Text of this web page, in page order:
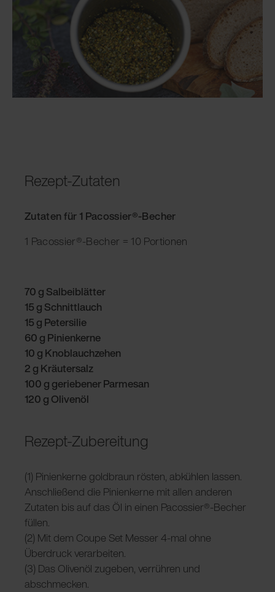
Rezept-Zutaten
Zutaten für 1 Pacossier®-Becher
1 Pacossier®-Becher = 10 Portionen
70 g Salbeiblätter
15 g Schnittlauch
15 g Petersilie
60 g Pinienkerne
10 g Knoblauchzehen
2 g Kräutersalz
100 g geriebener Parmesan
120 g Olivenöl
Rezept-Zubereitung
(1) Pinienkerne goldbraun rösten, abkühlen lassen.
Anschließend die Pinienkerne mit allen anderen
Zutaten bis auf das Öl in einen Pacossier®-Becher
füllen.
(2) Mit dem Coupe Set Messer 4-mal ohne
Überdruck verarbeiten.
(3) Das Olivenöl zugeben, verrühren und
abschmecken.